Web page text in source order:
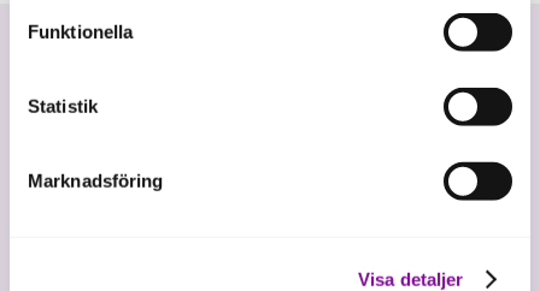
förutom för kakor som är nödvändiga för att hemsidan
ska fungera se mer under inställningar.
Funktionella
Statistik
Marknadsföring
Visa detaljer